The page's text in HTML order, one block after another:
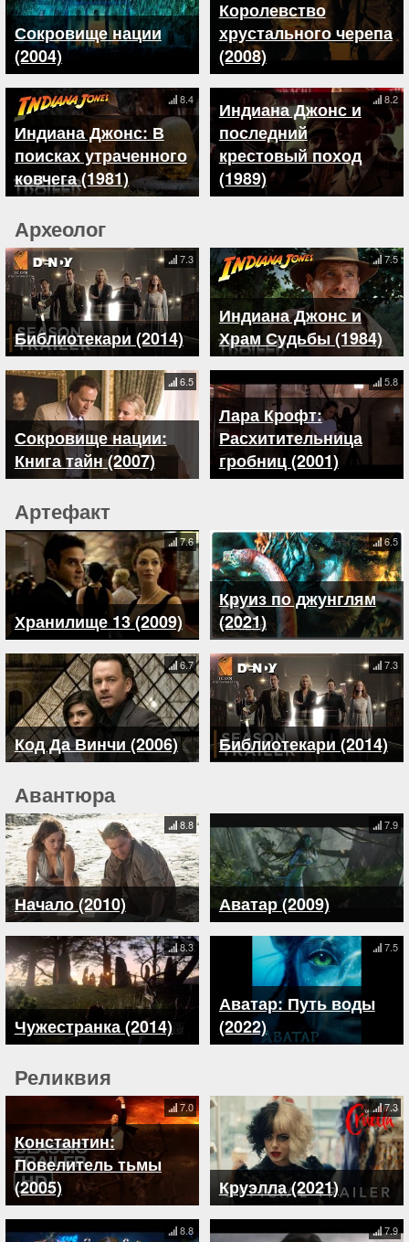
Сокровище нации
(2004)
Королевство
хрустального черепа
(2008)
Индиана Джонс: В
поисках утраченного
ковчега (1981)
8.4
Индиана Джонс и
последний
крестовый поход
(1989)
8.2
Археолог
Библиотекари (2014)
7.3
Индиана Джонс и
Храм Судьбы (1984)
7.5
Сокровище нации:
Книга тайн (2007)
6.5
Лара Крофт:
Расхитительница
гробниц (2001)
5.8
Артефакт
Хранилище 13 (2009)
7.6
Круиз по джунглям
(2021)
6.5
Код Да Винчи (2006)
6.7
Библиотекари (2014)
7.3
Авантюра
Начало (2010)
8.8
Аватар (2009)
7.9
Чужестранка (2014)
8.3
Аватар: Путь воды
(2022)
7.5
Реликвия
Константин:
Повелитель тьмы
(2005)
7.0
Круэлла (2021)
7.3
8.8 7.9